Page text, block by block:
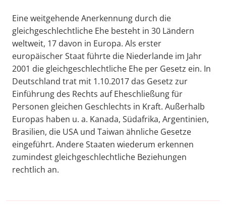
Eine weitgehende Anerkennung durch die
gleichgeschlechtliche Ehe besteht in 30 Ländern
weltweit, 17 davon in Europa. Als erster
europäischer Staat führte die Niederlande im Jahr
2001 die gleichgeschlechtliche Ehe per Gesetz ein. In
Deutschland trat mit 1.10.2017 das Gesetz zur
Einführung des Rechts auf Eheschließung für
Personen gleichen Geschlechts in Kraft. Außerhalb
Europas haben u. a. Kanada, Südafrika, Argentinien,
Brasilien, die USA und Taiwan ähnliche Gesetze
eingeführt. Andere Staaten wiederum erkennen
zumindest gleichgeschlechtliche Beziehungen
rechtlich an.